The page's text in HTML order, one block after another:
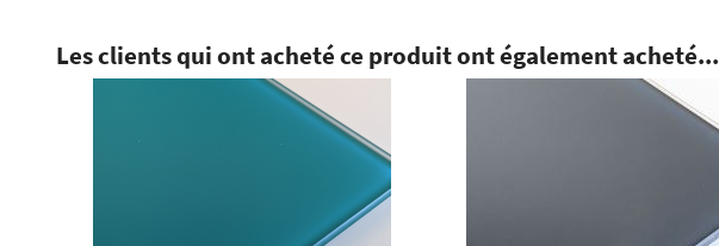
Les clients qui ont acheté ce produit ont également acheté...